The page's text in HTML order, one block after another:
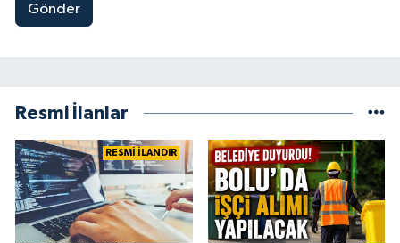
Gönder
Resmi İlanlar
RESMİ İLANDIR